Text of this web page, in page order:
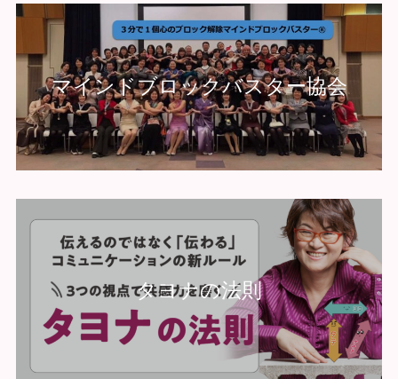
マインドブロックバスター協会
タヨナの法則